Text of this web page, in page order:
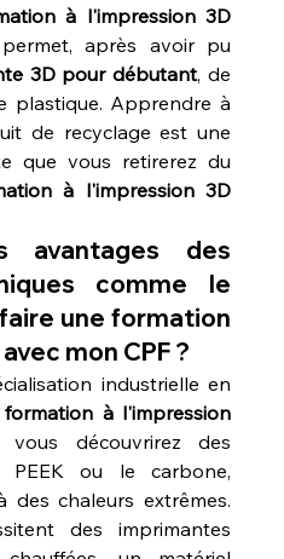
à l'impression 3D
3D pour débutant, de
plastique. Apprendre à
de recyclage est une
que vous retirerez du
à l'impression 3D
avantages des
comme le
une formation
mon CPF ?
industrielle en
à l'impression
vous découvrirez des
PEEK ou le carbone,
des chaleurs extrêmes.
des imprimantes